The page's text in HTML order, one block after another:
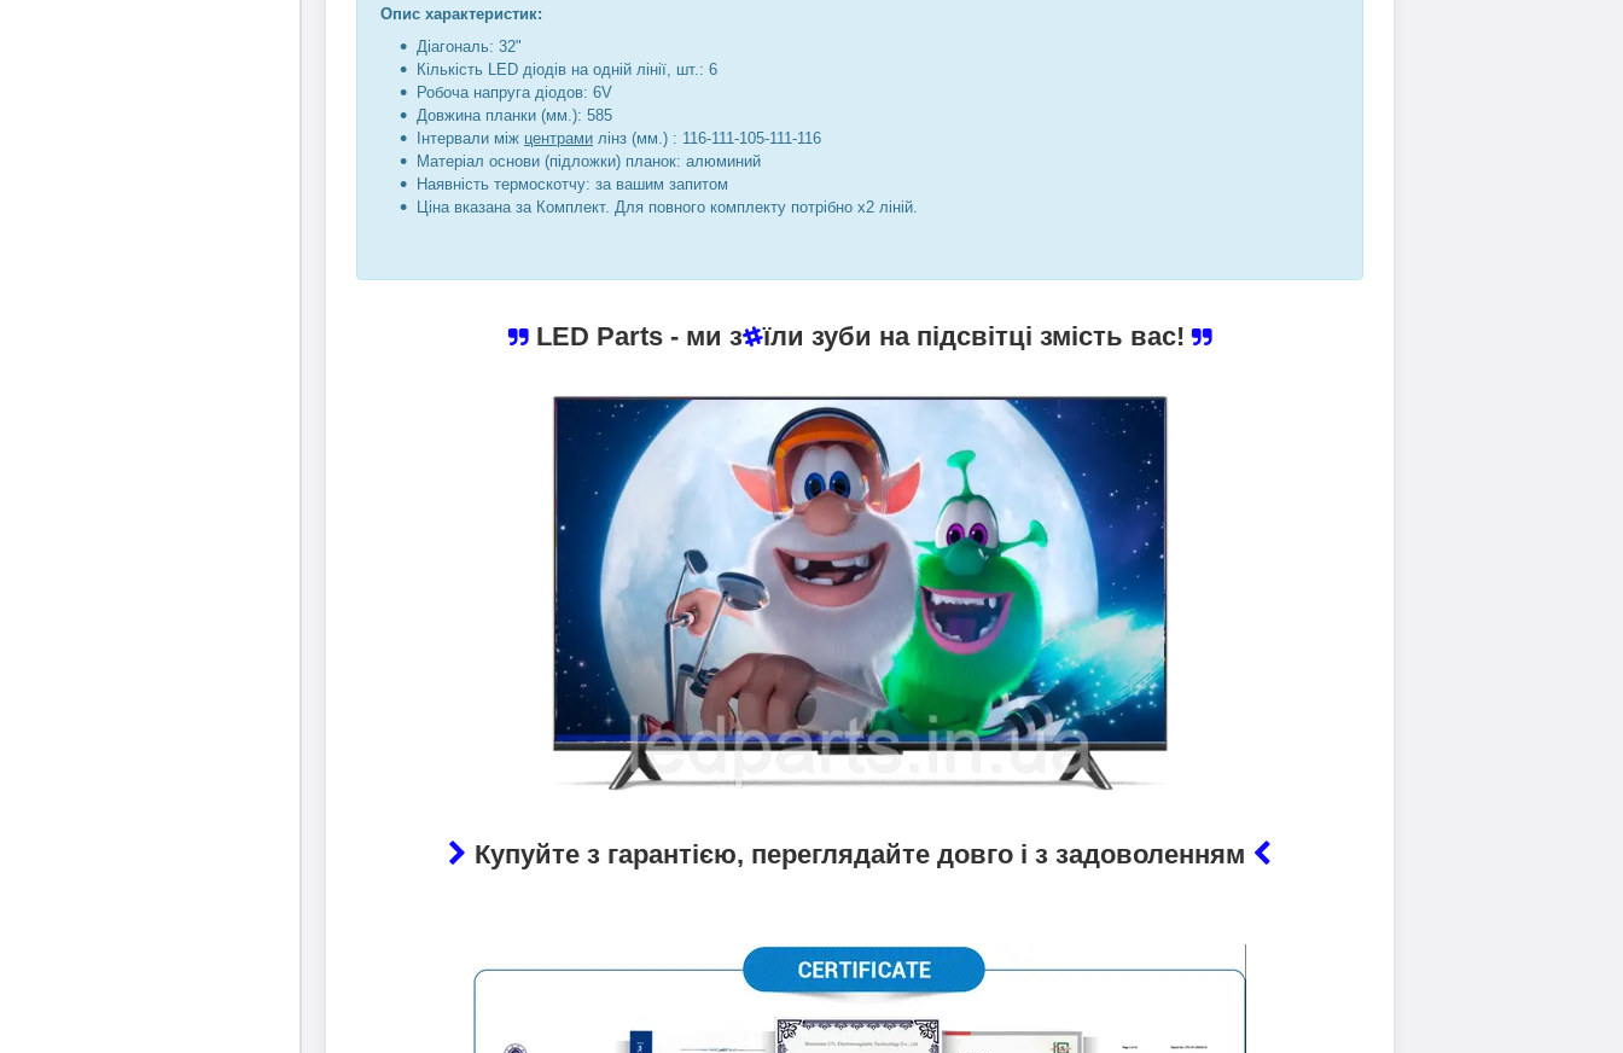
Опис характеристик:
Діагональ: 32"
Кількість LED діодів на одній лінії, шт.: 6
Робоча напруга діодов: 6V
Довжина планки (мм.): 585
Інтервали між центрами лінз (мм.) : 116-111-105-111-116
Матеріал основи (підложки) планок: алюминий
Наявність термоскотчу: за вашим запитом
Ціна вказана за Комплект. Для повного комплекту потрібно х2 ліній.
LED Parts - ми з їли зуби на підсвітці змість вас!
Купуйте з гарантією, переглядайте довго і з задоволенням